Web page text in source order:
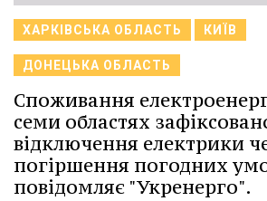
ХАРКІВСЬКА ОБЛАСТЬ КИЇВ
ДОНЕЦЬКА ОБЛАСТЬ
Споживання
семи областях
відключення електрики
погіршення погодних
повідомляє "Укренерго".